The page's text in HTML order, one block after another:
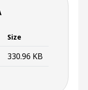
Size
330.96 KB